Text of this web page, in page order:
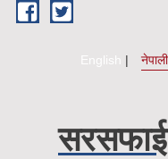
Skip to main content
English नेपाली